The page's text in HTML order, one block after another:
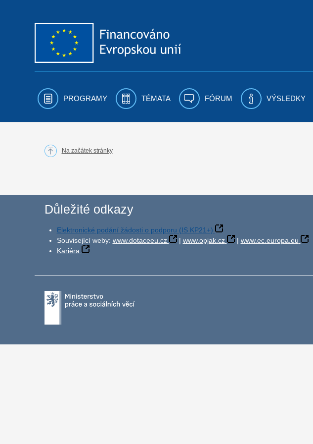
PROGRAMY TÉMATA FÓRUM VÝSLEDKY
Na začátek stránky
Důležité odkazy
Elektronické podání žádosti o podporu (IS KP21+)
Související weby: www.dotaceeu.cz | www.opjak.cz | www.ec.europa.eu
Kariéra